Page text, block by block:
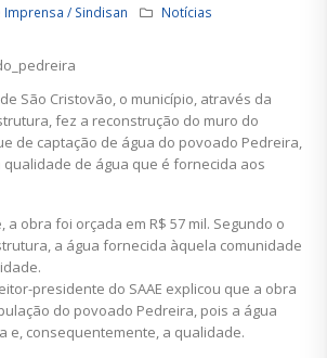
/ Sindisan Notícias
São Cristovão, o município, através da
fez a reconstrução do muro do
de captação de água do povoado Pedreira,
de água que é fornecida aos
a obra foi orçada em R$ 57 mil. Segundo o
a água fornecida àquela comunidade
presidente do SAAE explicou que a obra
do povoado Pedreira, pois a água
e, consequentemente, a qualidade.